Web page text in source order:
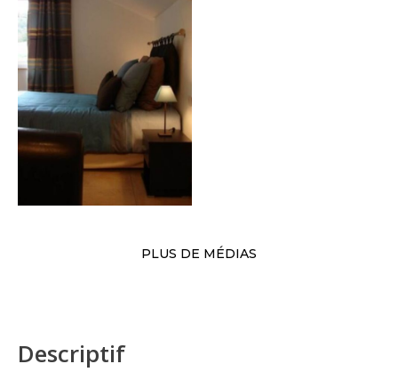
PLUS DE MÉDIAS
Descriptif